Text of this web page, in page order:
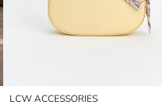
LCW ACCESSORIES